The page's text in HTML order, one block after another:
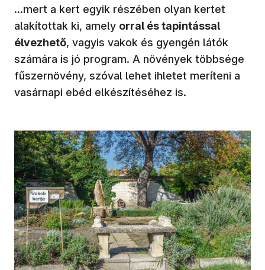
…mert a kert egyik részében olyan kertet
alakítottak ki, amely orral és tapintással
élvezhető, vagyis vakok és gyengén látók
számára is jó program. A növények többsége
fűszernövény, szóval lehet ihletet meríteni a
vasárnapi ebéd elkészítéséhez is.